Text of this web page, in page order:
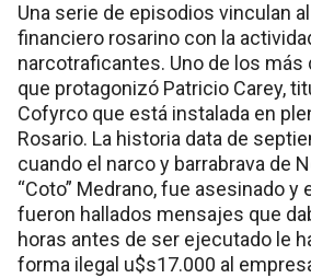
Una serie de episodios vinculan
financiero rosarino con la
narcotraficantes. Uno de los más
que protagonizó Patricio Carey,
Cofyrco que está instalada en
Rosario. La historia data de
cuando el narco y barrabrava de
“Coto” Medrano, fue asesinado y
fueron hallados mensajes que
horas antes de ser ejecutado le
forma ilegal u$s17.000 al